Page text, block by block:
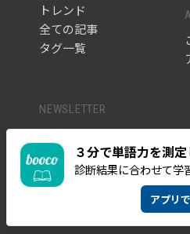
３分で単語力を測
診断結果に合わせて学
アプリ
トレンド
全ての記事
タグ一覧
NEWSLETTER
メルマガに登録す
る